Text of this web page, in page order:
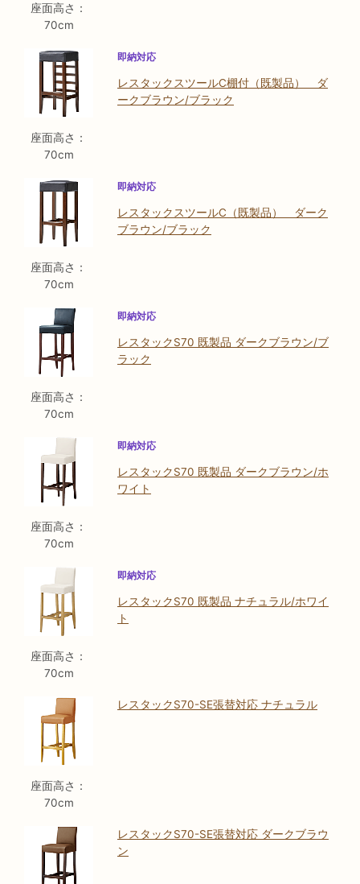
座面高さ：
70cm
座面高さ：
70cm
即納対応
レスタックスツールC棚付（既製品） ダ
ークブラウン/ブラック
座面高さ：
70cm
即納対応
レスタックスツールC（既製品） ダーク
ブラウン/ブラック
座面高さ：
70cm
即納対応
レスタックS70 既製品 ダークブラウン/ブ
ラック
座面高さ：
70cm
即納対応
レスタックS70 既製品 ダークブラウン/ホ
ワイト
座面高さ：
70cm
即納対応
レスタックS70 既製品 ナチュラル/ホワイ
ト
座面高さ：
70cm
レスタックS70-SE張替対応 ナチュラル
レスタックS70-SE張替対応 ダークブラウ
ン